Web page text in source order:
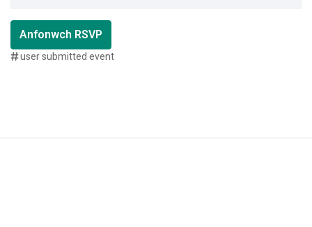
Anfonwch RSVP
user submitted event